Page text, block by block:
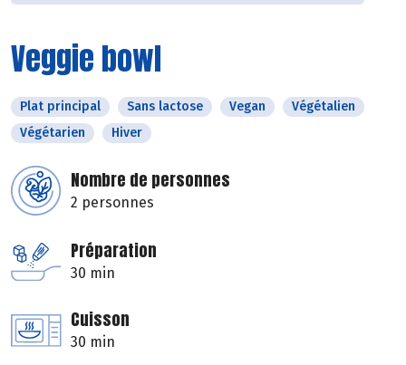
Veggie bowl
Plat principal Sans lactose Vegan
Végétalien
Végétarien
Hiver
Nombre de personnes
2 personnes
Préparation
30 min
Cuisson
30 min